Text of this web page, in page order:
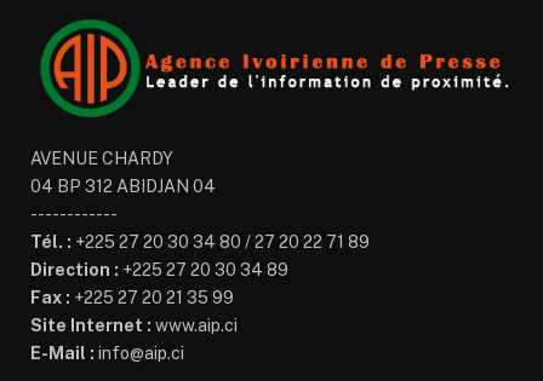
AVENUE CHARDY
04 BP 312 ABIDJAN 04
------------
Tél. : +225 27 20 30 34 80 / 27 20 22 71 89
Direction : +225 27 20 30 34 89
Fax : +225 27 20 21 35 99
Site Internet : www.aip.ci
E-Mail : info@aip.ci